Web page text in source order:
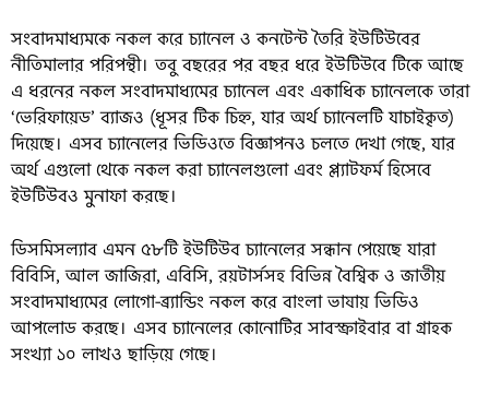
সংবাদমাধ্যমকে নকল করে চ্যানেল ও কনটেন্ট তৈরি ইউটিউবের
নীতিমালার পরিপন্থী। তবু বছরের পর বছর ধরে ইউটিউবে টিকে আছে
এ ধরনের নকল সংবাদমাধ্যমের চ্যানেল এবং একাধিক চ্যানেলকে তারা
‘ভেরিফায়েড’ ব্যাজও (ধূসর টিক চিহ্ন, যার অর্থ চ্যানেলটি যাচাইকৃত)
দিয়েছে। এসব চ্যানেলের ভিডিওতে বিজ্ঞাপনও চলতে দেখা গেছে, যার
অর্থ এগুলো থেকে নকল করা চ্যানেলগুলো এবং প্ল্যাটফর্ম হিসেবে
ইউটিউবও মুনাফা করছে।
ডিসমিসল্যাব এমন ৫৮টি ইউটিউব চ্যানেলের সন্ধান পেয়েছে যারা
বিবিসি, আল জাজিরা, এবিসি, রয়টার্সসহ বিভিন্ন বৈশ্বিক ও জাতীয়
সংবাদমাধ্যমের লোগো-ব্র্যান্ডিং নকল করে বাংলা ভাষায় ভিডিও
আপলোড করছে। এসব চ্যানেলের কোনোটির সাবস্ক্রাইবার বা গ্রাহক
সংখ্যা ১০ লাখও ছাড়িয়ে গেছে।